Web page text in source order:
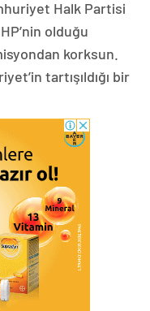
Halk Partisi
olduğu
korksun.
tartışıldığı bir